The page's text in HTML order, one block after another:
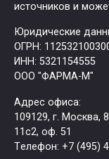
источников и
Юридические
ОГРН:
ИНН: 5321154555
ООО "ФАРМА-М"
Адрес офиса:
109129, г. Москва,
11с2, оф. 51
Tелефон: +7 (495)